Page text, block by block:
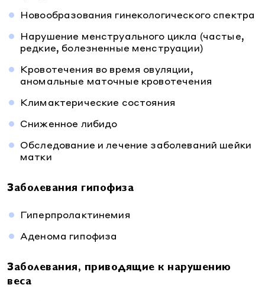
Новообразования гинекологического спектра
Нарушение менструального цикла (частые,
редкие, болезненные менструации)
Кровотечения во время овуляции,
аномальные маточные кровотечения
Климактерические состояния
Сниженное либидо
Обследование и лечение заболеваний шейки
матки
Заболевания гипофиза
Гиперпролактинемия
Аденома гипофиза
Заболевания, приводящие к нарушению
веса